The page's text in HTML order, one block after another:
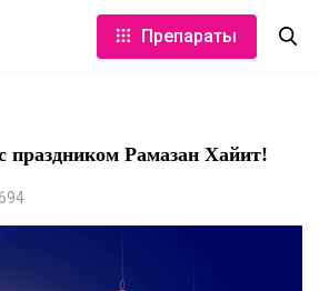
Препараты
праздником Рамазан Хайит!